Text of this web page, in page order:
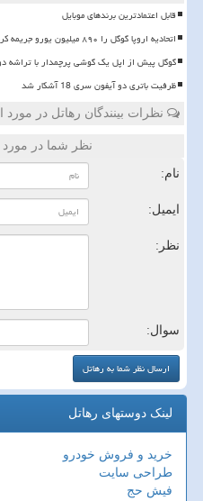
قابل اعتمادترین برندهای موبایل
اتحادیه اروپا گوگل را ۸۹۰ میلیون یورو جریمه کرد
گوگل پیش از اپل یک گوشی پرچمدار با تراشه
ظرفیت باتری دو آیفون سری 18 آشکار شد
نظرات بینندگان رهاتل در
نظر شما در
نام:
ایمیل:
نظر:
سوال:
لینک دوستهای رهاتل
خرید و فروش خودرو
طراحی سایت
فیش حج